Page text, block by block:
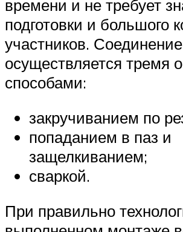
времени и не требует
подготовки и большого
участников.
осуществляется тремя
способами:
закручиванием по
попаданием в паз и
защелкиванием;
сваркой.
При правильно